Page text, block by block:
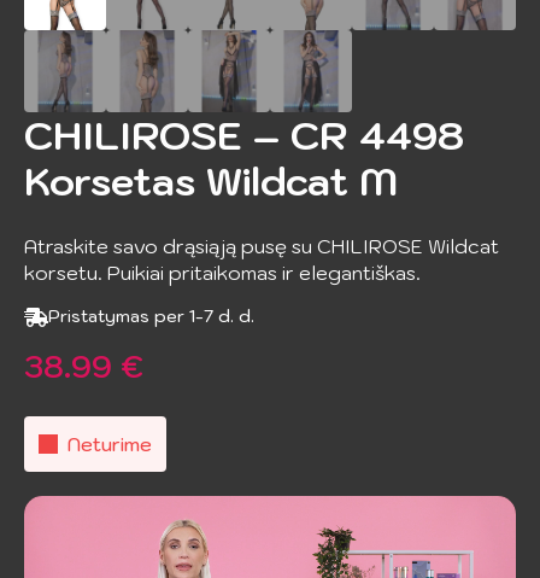
CHILIROSE – CR 4498
Korsetas Wildcat M
Atraskite savo drąsiąją pusę su CHILIROSE Wildcat
korsetu. Puikiai pritaikomas ir elegantiškas.
Pristatymas per 1-7 d. d.
38.99 €
Neturime